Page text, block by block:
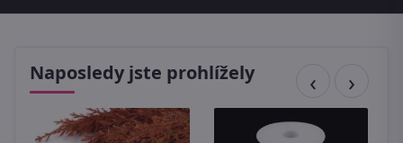
Naposledy jste prohlížely